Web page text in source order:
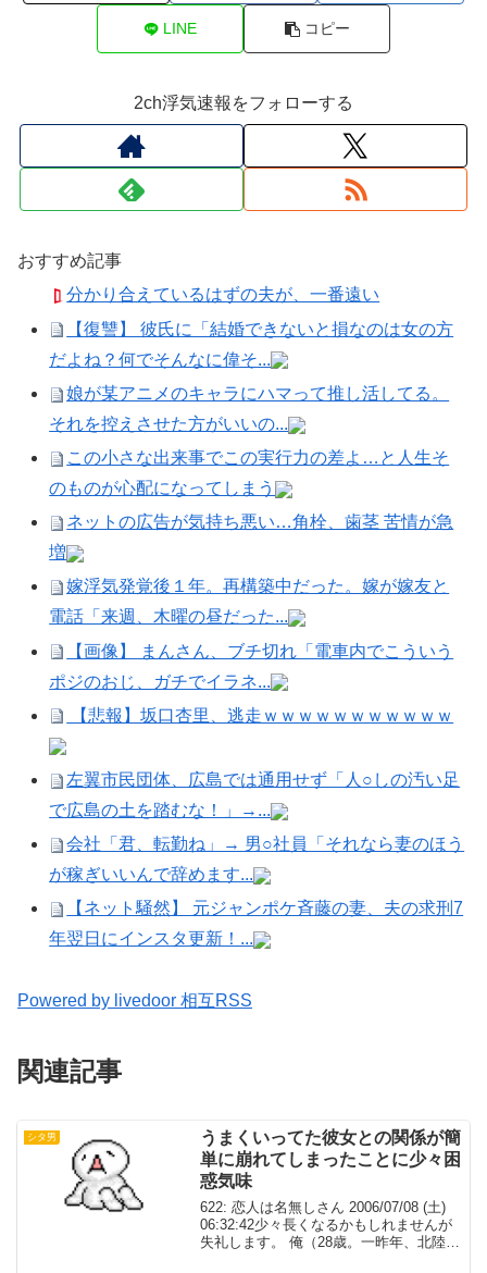
LINE コピー
2ch浮気速報をフォローする
おすすめ記事
分かり合えているはずの夫が、一番遠い
【復讐】 彼氏に「結婚できないと損なのは女の方
だよね？何でそんなに偉そ...
娘が某アニメのキャラにハマって推し活してる。
それを控えさせた方がいいの...
この小さな出来事でこの実行力の差よ…と人生そ
のものが心配になってしまう
ネットの広告が気持ち悪い…角栓、歯茎 苦情が急
増
嫁浮気発覚後１年。再構築中だった。嫁が嫁友と
電話「来週、木曜の昼だった...
【画像】 まんさん、ブチ切れ「電車内でこういう
ポジのおじ、ガチでイラネ...
【悲報】坂口杏里、逃走ｗｗｗｗｗｗｗｗｗｗｗ
左翼市民団体、広島では通用せず「人○しの汚い足
で広島の土を踏むな！」→...
会社「君、転勤ね」→ 男○社員「それなら妻のほう
が稼ぎいいんで辞めます...
【ネット騒然】 元ジャンポケ斉藤の妻、夫の求刑7
年翌日にインスタ更新！...
Powered by livedoor 相互RSS
関連記事
シタ男
うまくいってた彼女との関係が簡
単に崩れてしまったことに少々困
惑気味
622: 恋人は名無しさん 2006/07/08 (土)
06:32:42少々長くなるかもしれませんが
失礼します。 俺（28歳。一昨年、北陸に